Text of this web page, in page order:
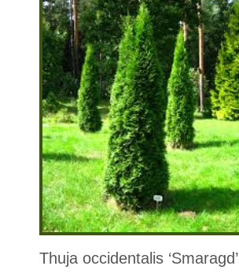
Thuja occidentalis ‘Smaragd’